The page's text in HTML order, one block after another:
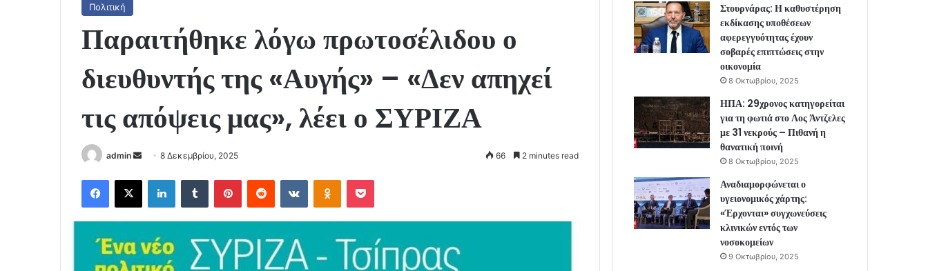
Πολιτική
Παραιτήθηκε λόγω πρωτοσέλιδου ο
διευθυντής της «Αυγής» – «Δεν απηχεί
τις απόψεις μας», λέει ο ΣΥΡΙΖΑ
admin
Send
email
8 Δεκεμβρίου, 2025 66 2 minutes read
Facebook
X LinkedInTumblr PinterestReddit VKontakteOdnoklassniki
Pocket
Στουρνάρας: Η καθυστέρηση
εκδίκασης υποθέσεων
αφερεγγυότητας έχουν
σοβαρές επιπτώσεις στην
οικονομία
8 Οκτωβρίου, 2025
ΗΠΑ: 29χρονος κατηγορείται
για τη φωτιά στο Λος Άντζελες
με 31 νεκρούς – Πιθανή η
θανατική ποινή
8 Οκτωβρίου, 2025
Αναδιαμορφώνεται ο
υγειονομικός χάρτης:
«Έρχονται» συγχωνεύσεις
κλινικών εντός των
νοσοκομείων
9 Οκτωβρίου, 2025